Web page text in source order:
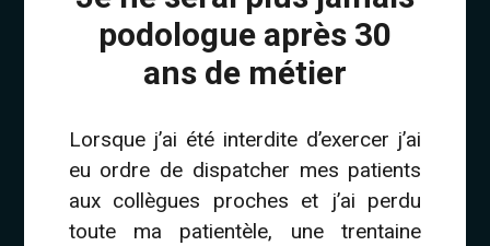
podologue après 30
ans de métier
Lorsque j’ai été interdite d’exercer j’ai
eu ordre de dispatcher mes patients
aux collègues proches et j’ai perdu
toute ma patientèle, une trentaine